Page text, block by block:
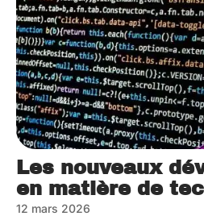
Les nouveaux
en matière de
12 mars 2026